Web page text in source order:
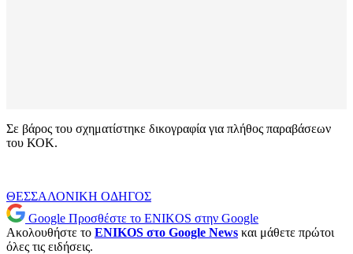
Σε βάρος του σχηματίστηκε δικογραφία για πλήθος παραβάσεων
του ΚΟΚ.
ΘΕΣΣΑΛΟΝΙΚΗ ΟΔΗΓΟΣ
Google Προσθέστε το ENIKOS στην Google
Ακολουθήστε το ENIKOS στο Google News και μάθετε πρώτοι
όλες τις ειδήσεις.